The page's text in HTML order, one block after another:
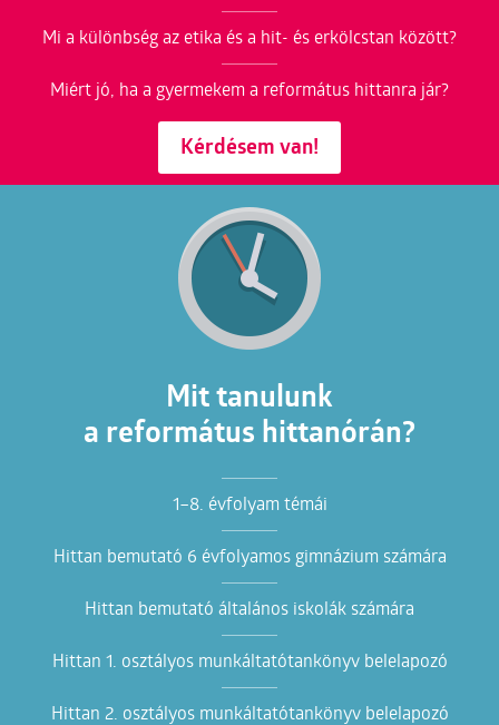
Mi a különbség az etika és a hit- és erkölcstan között?
Miért jó, ha a gyermekem a református hittanra jár?
Kérdésem van!
Mit tanulunk
a református hittanórán?
1–8. évfolyam témái
Hittan bemutató 6 évfolyamos gimnázium számára
Hittan bemutató általános iskolák számára
Hittan 1. osztályos munkáltatótankönyv belelapozó
Hittan 2. osztályos munkáltatótankönyv belelapozó